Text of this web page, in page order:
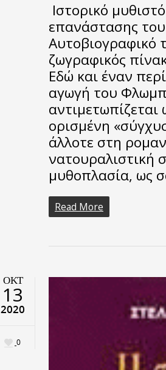
Ιστορικό
επανάστασης
Αυτοβιογραφικό
ζωγραφικός
Εδώ και έναν
αγωγή του
ορισμένη
άλλοτε στη
νατουραλιστική
μυθοπλασία, ως
Read More
ΟΚΤ
13
2020
0